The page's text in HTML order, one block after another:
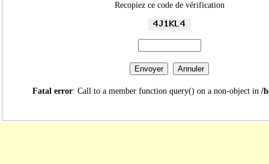
Recopiez ce code de vérification
Fatal error: Call to a member function query() on a non-object in /